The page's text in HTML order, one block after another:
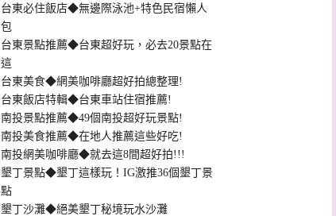
台東必住飯店◆無邊際泳池+特色民宿懶人
包
台東景點推薦◆台東超好玩，必去20景點在
這
台東美食◆網美咖啡廳超好拍總整理!
台東飯店特輯◆台東車站住宿推薦!
南投景點推薦◆49個南投超好玩景點!
南投美食推薦◆在地人推薦這些好吃!
南投網美咖啡廳◆就去這8間超好拍!!!
墾丁景點◆墾丁這樣玩！IG激推36個墾丁景
點
墾丁沙灘◆絕美墾丁秘境玩水沙灘